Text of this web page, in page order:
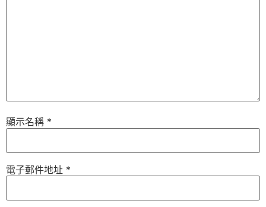
顯示名稱 *
電子郵件地址 *